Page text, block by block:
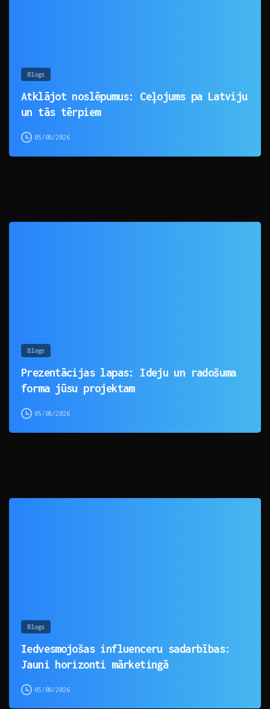
Blogs
Atklājot noslēpumus: Ceļojums pa Latviju
un tās tērpiem
05/08/2026
Blogs
Prezentācijas lapas: Ideju un radošuma
forma jūsu projektam
05/08/2026
Blogs
Iedvesmojošas influenceru sadarbības:
Jauni horizonti mārketingā
05/08/2026